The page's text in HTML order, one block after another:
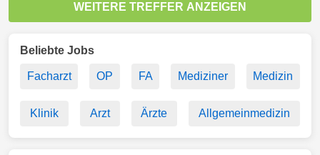
WEITERE TREFFER ANZEIGEN
Beliebte Jobs
Facharzt OP FA Mediziner Medizin
Klinik Arzt Ärzte Allgemeinmedizin